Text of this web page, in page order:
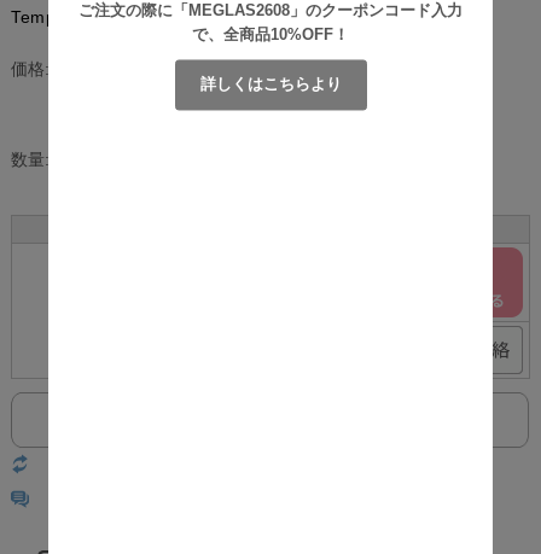
ご注文の際に「MEGLAS2608」のクーポンコード入力
で、全商品10%OFF！
詳しくはこちらより
Tempo（テンポ） フォールディングチェア 2脚set
価格:
[ポイント還元 158ポイント～]
数量: